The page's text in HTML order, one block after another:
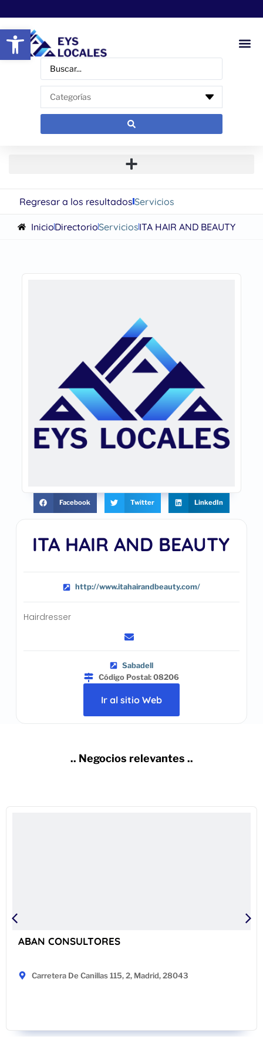
Abrir barra de herramientas
Regresar a los resultadosServicios
InicioDirectorioServiciosITA HAIR AND BEAUTY
ITA HAIR AND BEAUTY
http://www.itahairandbeauty.com/
Hairdresser
Sabadell
Código Postal: 08206
Ir al sitio Web
Facebook Twitter LinkedIn
.. Negocios relevantes ..
ABAN CONSULTORES
Carretera De Canillas 115, 2, Madrid, 28043